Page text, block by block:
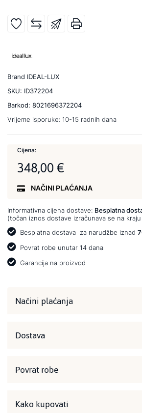
Brand IDEAL-LUX
SKU: ID372204
Barkod: 8021696372204
Vrijeme isporuke: 10-15 radnih dana
Cijena:
348,00 €
NAČINI PLAĆANJA
Informativna cijena dostave: Besplatna
(točan iznos dostave izračunava se na
Besplatna dostava za narudžbe iznad
Povrat robe unutar 14 dana
Garancija na proizvod
Načini plaćanja
Dostava
Povrat robe
Kako kupovati